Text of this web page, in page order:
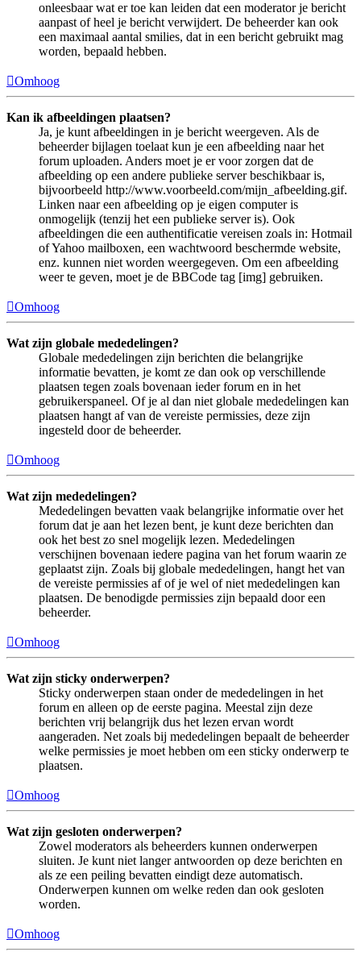
onleesbaar wat er toe kan leiden dat een moderator je bericht
aanpast of heel je bericht verwijdert. De beheerder kan ook
een maximaal aantal smilies, dat in een bericht gebruikt mag
worden, bepaald hebben.
Omhoog
Kan ik afbeeldingen plaatsen?
Ja, je kunt afbeeldingen in je bericht weergeven. Als de
beheerder bijlagen toelaat kun je een afbeelding naar het
forum uploaden. Anders moet je er voor zorgen dat de
afbeelding op een andere publieke server beschikbaar is,
bijvoorbeeld http://www.voorbeeld.com/mijn_afbeelding.gif.
Linken naar een afbeelding op je eigen computer is
onmogelijk (tenzij het een publieke server is). Ook
afbeeldingen die een authentificatie vereisen zoals in: Hotmail
of Yahoo mailboxen, een wachtwoord beschermde website,
enz. kunnen niet worden weergegeven. Om een afbeelding
weer te geven, moet je de BBCode tag [img] gebruiken.
Omhoog
Wat zijn globale mededelingen?
Globale mededelingen zijn berichten die belangrijke
informatie bevatten, je komt ze dan ook op verschillende
plaatsen tegen zoals bovenaan ieder forum en in het
gebruikerspaneel. Of je al dan niet globale mededelingen kan
plaatsen hangt af van de vereiste permissies, deze zijn
ingesteld door de beheerder.
Omhoog
Wat zijn mededelingen?
Mededelingen bevatten vaak belangrijke informatie over het
forum dat je aan het lezen bent, je kunt deze berichten dan
ook het best zo snel mogelijk lezen. Mededelingen
verschijnen bovenaan iedere pagina van het forum waarin ze
geplaatst zijn. Zoals bij globale mededelingen, hangt het van
de vereiste permissies af of je wel of niet mededelingen kan
plaatsen. De benodigde permissies zijn bepaald door een
beheerder.
Omhoog
Wat zijn sticky onderwerpen?
Sticky onderwerpen staan onder de mededelingen in het
forum en alleen op de eerste pagina. Meestal zijn deze
berichten vrij belangrijk dus het lezen ervan wordt
aangeraden. Net zoals bij mededelingen bepaalt de beheerder
welke permissies je moet hebben om een sticky onderwerp te
plaatsen.
Omhoog
Wat zijn gesloten onderwerpen?
Zowel moderators als beheerders kunnen onderwerpen
sluiten. Je kunt niet langer antwoorden op deze berichten en
als ze een peiling bevatten eindigt deze automatisch.
Onderwerpen kunnen om welke reden dan ook gesloten
worden.
Omhoog